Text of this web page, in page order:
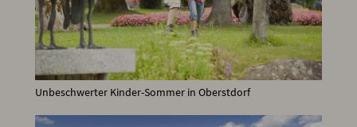
Unbeschwerter Kinder-Sommer in Oberstdorf